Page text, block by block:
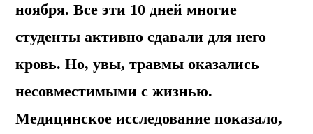
ноября. Все эти 10 дней многие
студенты активно сдавали для него
кровь. Но, увы, травмы оказались
несовместимыми с жизнью.
Медицинское исследование показало,